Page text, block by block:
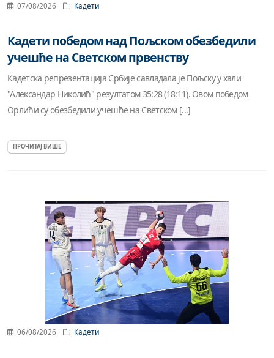
07/08/2026 Кадети
Кадети победом над Пољском обезбедили
учешће на Светском првенству
Кадетска репрезентација Србије савладала је Пољску у хали
"Александар Николић" резултатом 35:28 (18:11). Овом победом
Орлићи су обезбедили учешће на Светском [...]
ПРОЧИТАЈ ВИШЕ
06/08/2026 Кадети